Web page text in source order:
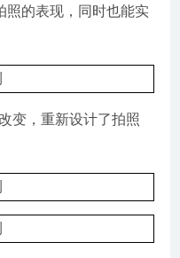
照的表现，同时也能实
，重新设计了拍照